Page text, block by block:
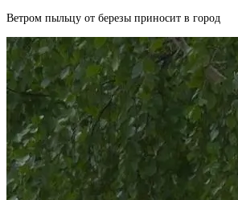
Ветром пыльцу от березы приносит в город